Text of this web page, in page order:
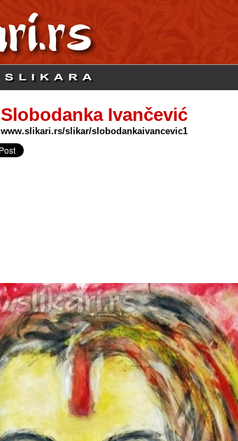
Slobodanka Ivančević
www.slikari.rs/slikar/slobodankaivancevic1